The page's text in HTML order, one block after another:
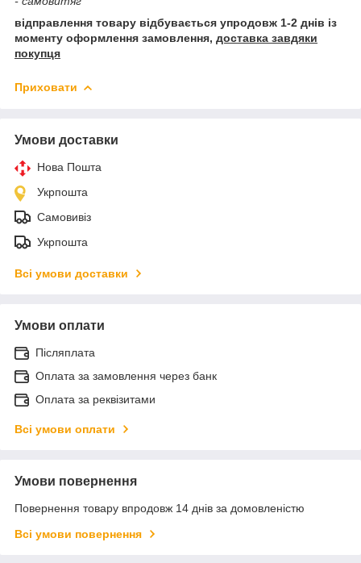
відправлення товару відбувається упродовж 1-2 днів із
моменту оформлення замовлення, доставка завдяки
покупця
Приховати
Умови доставки
Нова Пошта
Укрпошта
Самовивіз
Укрпошта
Всі умови доставки
Умови оплати
Післяплата
Оплата за замовлення через банк
Оплата за реквізитами
Всі умови оплати
Умови повернення
Повернення товару впродовж 14 днів за домовленістю
Всі умови повернення